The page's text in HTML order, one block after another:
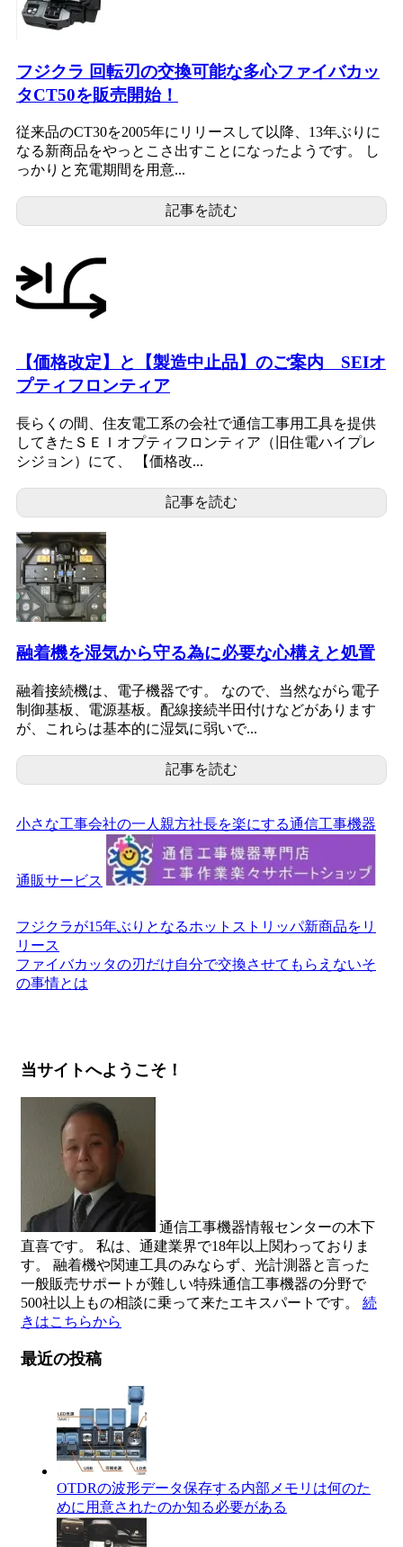
フジクラ 回転刃の交換可能な多心ファイバカッ
タCT50を販売開始！
従来品のCT30を2005年にリリースして以降、13年ぶりに
なる新商品をやっとこさ出すことになったようです。 し
っかりと充電期間を用意...
記事を読む
【価格改定】と【製造中止品】のご案内 SEIオ
プティフロンティア
長らくの間、住友電工系の会社で通信工事用工具を提供
してきたＳＥＩオプティフロンティア（旧住電ハイプレ
シジョン）にて、 【価格改...
記事を読む
融着機を湿気から守る為に必要な心構えと処置
融着接続機は、電子機器です。 なので、当然ながら電子
制御基板、電源基板。配線接続半田付けなどがあります
が、これらは基本的に湿気に弱いで...
記事を読む
小さな工事会社の一人親方社長を楽にする通信工事機器
通販サービス
フジクラが15年ぶりとなるホットストリッパ新商品をリ
リース
ファイバカッタの刃だけ自分で交換させてもらえないそ
の事情とは
当サイトへようこそ！
通信工事機器情報センターの木下
直喜です。 私は、通建業界で18年以上関わっておりま
す。 融着機や関連工具のみならず、光計測器と言った
一般販売サポートが難しい特殊通信工事機器の分野で
500社以上もの相談に乗って来たエキスパートです。 続
きはこちらから
最近の投稿
OTDRの波形データ保存する内部メモリは何のた
めに用意されたのか知る必要がある